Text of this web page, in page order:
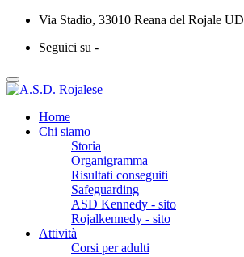
Via Stadio, 33010 Reana del Rojale UD
Seguici su -
Home
Chi siamo
Storia
Organigramma
Risultati conseguiti
Safeguarding
ASD Kennedy - sito
Rojalkennedy - sito
Attività
Corsi per adulti